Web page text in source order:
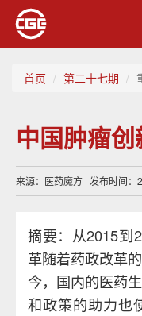
首页 第二十七期
中国肿瘤
来源：医药魔方 | 发布时间：
摘要：从2015到
革随着药政改革
今，国内的医药
和政策的助力也